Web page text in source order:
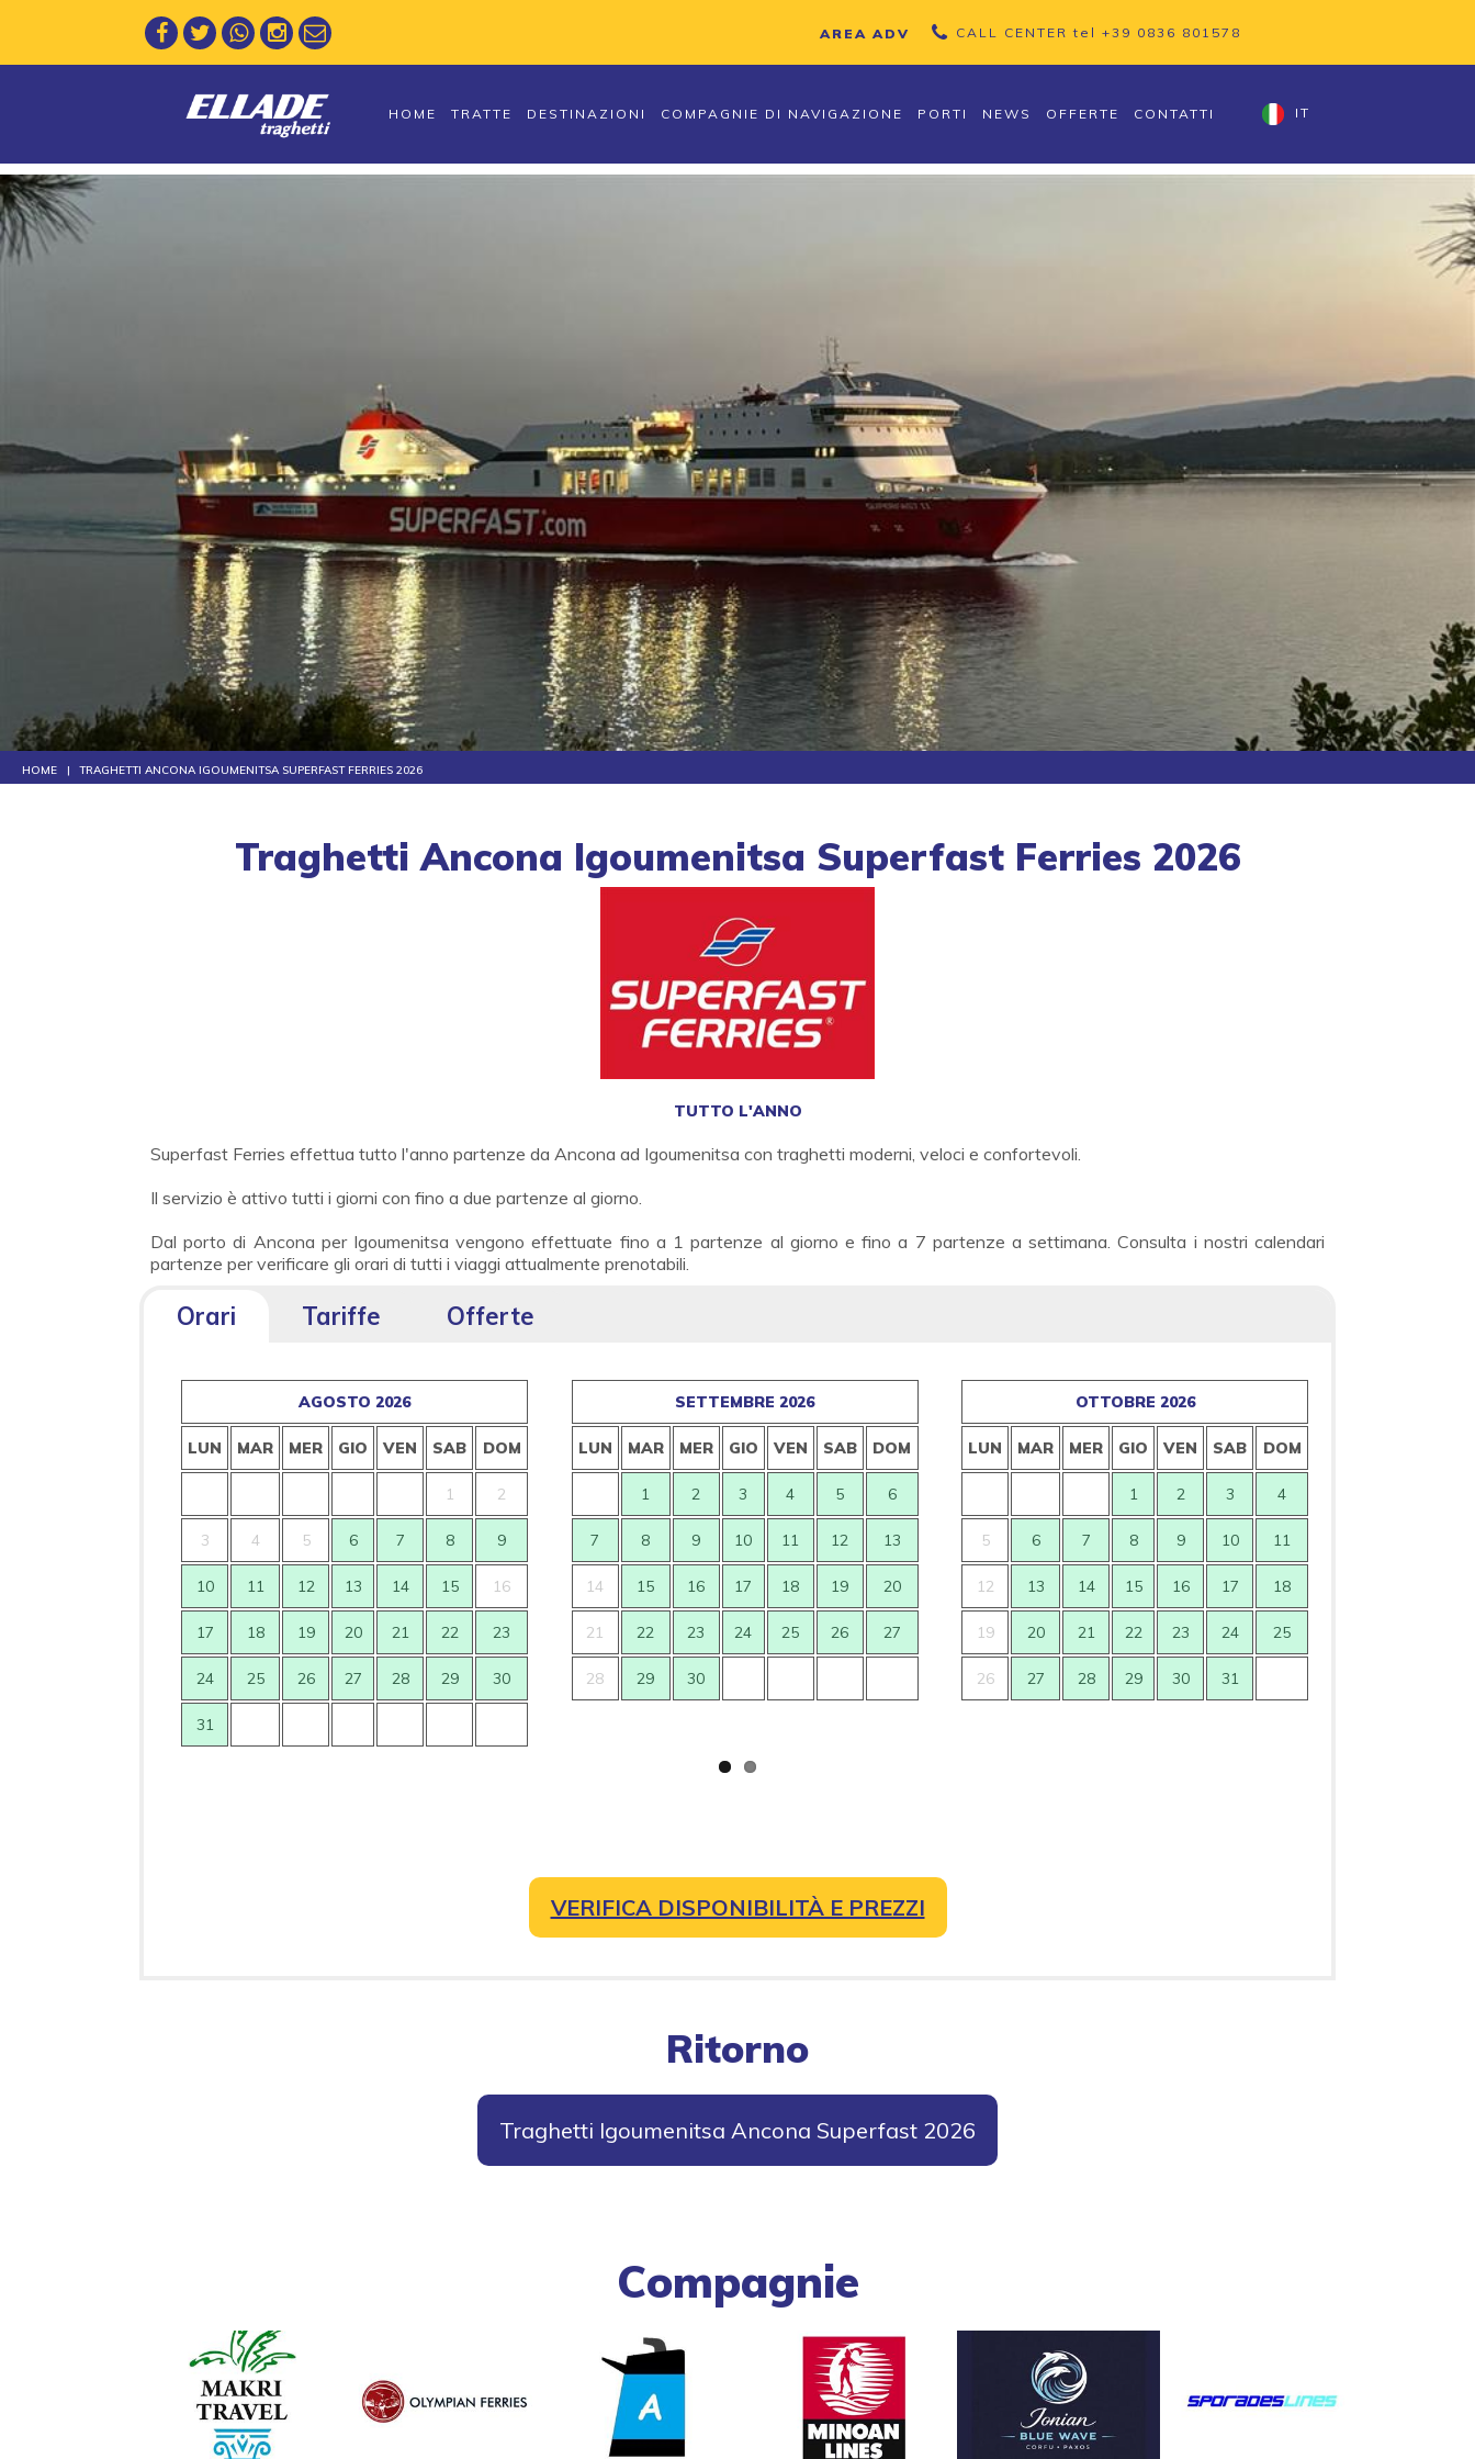
AREA ADV CALL CENTER tel +39 0836 801578
HOME TRATTE DESTINAZIONI COMPAGNIE DI NAVIGAZIONE PORTI NEWS OFFERTE CONTATTI IT
HOME TRAGHETTI ANCONA IGOUMENITSA SUPERFAST FERRIES 2026
Traghetti Ancona Igoumenitsa Superfast Ferries 2026
TUTTO L'ANNO
Superfast Ferries effettua tutto l'anno partenze da Ancona ad Igoumenitsa con traghetti moderni, veloci e confortevoli.
Il servizio è attivo tutti i giorni con fino a due partenze al giorno.
Dal porto di Ancona per Igoumenitsa vengono effettuate fino a 1 partenze al giorno e fino a 7 partenze a settimana. Consulta i nostri calendari
partenze per verificare gli orari di tutti i viaggi attualmente prenotabili.
Orari Tariffe Offerte
AGOSTO 2026
LUN MAR MER GIO VEN SAB DOM
1 2
3 4 5 6 7 8 9
10 11 12 13 14 15 16
17 18 19 20 21 22 23
24 25 26 27 28 29 30
31
SETTEMBRE 2026
LUN MAR MER GIO VEN SAB DOM
1 2 3 4 5 6
7 8 9 10 11 12 13
14 15 16 17 18 19 20
21 22 23 24 25 26 27
28 29 30
OTTOBRE 2026
LUN MAR MER GIO VEN SAB DOM
1 2 3 4
5 6 7 8 9 10 11
12 13 14 15 16 17 18
19 20 21 22 23 24 25
26 27 28 29 30 31
VERIFICA DISPONIBILITÀ E PREZZI
Ritorno
Traghetti Igoumenitsa Ancona Superfast 2026
Compagnie